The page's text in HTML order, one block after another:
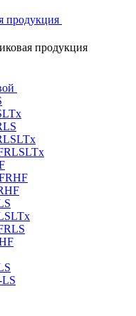
продукция
продукция